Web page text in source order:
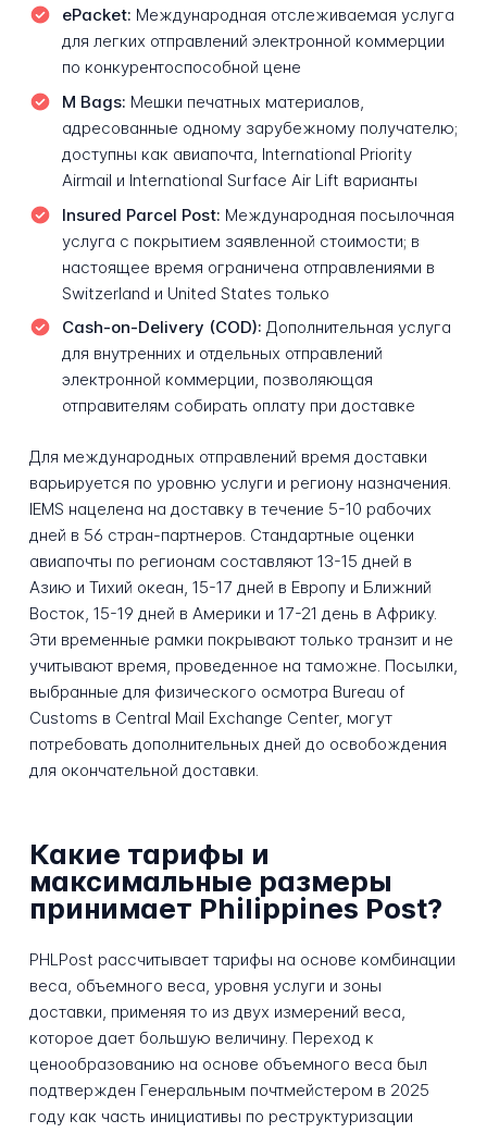
ePacket: Международная отслеживаемая услуга
для легких отправлений электронной коммерции
по конкурентоспособной цене
M Bags: Мешки печатных материалов,
адресованные одному зарубежному получателю;
доступны как авиапочта, International Priority
Airmail и International Surface Air Lift варианты
Insured Parcel Post: Международная посылочная
услуга с покрытием заявленной стоимости; в
настоящее время ограничена отправлениями в
Switzerland и United States только
Cash-on-Delivery (COD): Дополнительная услуга
для внутренних и отдельных отправлений
электронной коммерции, позволяющая
отправителям собирать оплату при доставке
Для международных отправлений время доставки
варьируется по уровню услуги и региону назначения.
IEMS нацелена на доставку в течение 5-10 рабочих
дней в 56 стран-партнеров. Стандартные оценки
авиапочты по регионам составляют 13-15 дней в
Азию и Тихий океан, 15-17 дней в Европу и Ближний
Восток, 15-19 дней в Америки и 17-21 день в Африку.
Эти временные рамки покрывают только транзит и не
учитывают время, проведенное на таможне. Посылки,
выбранные для физического осмотра Bureau of
Customs в Central Mail Exchange Center, могут
потребовать дополнительных дней до освобождения
для окончательной доставки.
Какие тарифы и
максимальные размеры
принимает Philippines Post?
PHLPost рассчитывает тарифы на основе комбинации
веса, объемного веса, уровня услуги и зоны
доставки, применяя то из двух измерений веса,
которое дает большую величину. Переход к
ценообразованию на основе объемного веса был
подтвержден Генеральным почтмейстером в 2025
году как часть инициативы по реструктуризации